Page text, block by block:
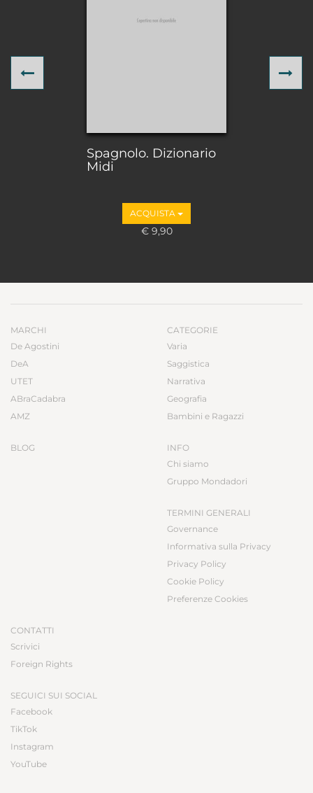
Spagnolo. Dizionario
Midi
ACQUISTA
€ 9,90
Previous
MARCHI
De Agostini
DeA
UTET
ABraCadabra
AMZ
BLOG
CATEGORIE
Varia
Saggistica
Narrativa
Geografia
Bambini e Ragazzi
INFO
Chi siamo
Gruppo Mondadori
TERMINI GENERALI
Governance
Informativa sulla Privacy
Privacy Policy
Cookie Policy
Preferenze Cookies
CONTATTI
Scrivici
Foreign Rights
SEGUICI SUI SOCIAL
Facebook
TikTok
Instagram
YouTube